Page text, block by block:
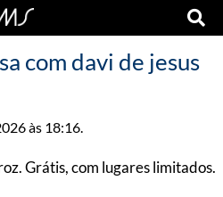
com davi de jesus
às 18:16.
Grátis, com lugares limitados.